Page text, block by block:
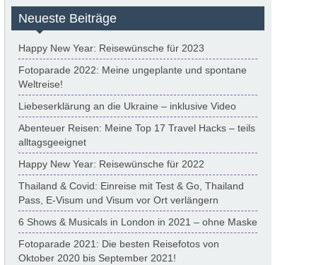
Neueste Beiträge
Happy New Year: Reisewünsche für 2023
Fotoparade 2022: Meine ungeplante und spontane
Weltreise!
Liebeserklärung an die Ukraine – inklusive Video
Abenteuer Reisen: Meine Top 17 Travel Hacks – teils
alltagsgeeignet
Happy New Year: Reisewünsche für 2022
Thailand & Covid: Einreise mit Test & Go, Thailand
Pass, E-Visum und Visum vor Ort verlängern
6 Shows & Musicals in London in 2021 – ohne Maske
Fotoparade 2021: Die besten Reisefotos von
Oktober 2020 bis September 2021!